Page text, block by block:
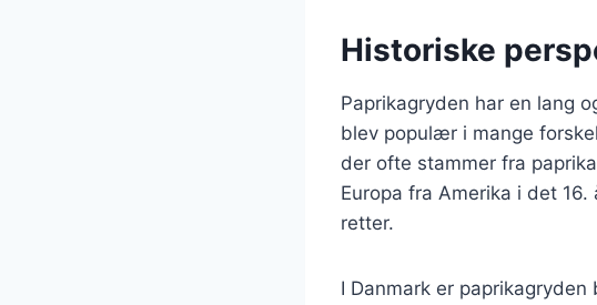
Historiske
Paprikagryden har en lang
blev populær i mange
der ofte stammer fra
Europa fra Amerika i det
retter.
I Danmark er